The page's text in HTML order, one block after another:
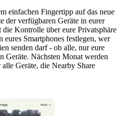
einfachen Fingertipp auf das neue
der verfügbaren Geräte in eurer
Kontrolle über eure Privatsphäre
Smartphones festlegen, wer
senden darf - ob alle, nur eure
Geräte. Nächsten Monat werden
Geräte, die Nearby Share